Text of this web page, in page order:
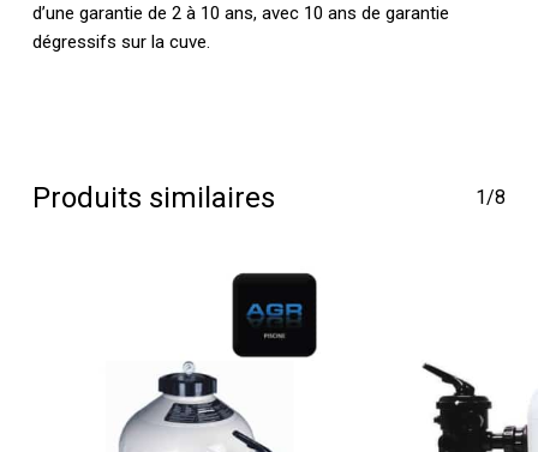
d’une garantie de 2 à 10 ans, avec 10 ans de garantie
dégressifs sur la cuve.
Produits similaires 1/8